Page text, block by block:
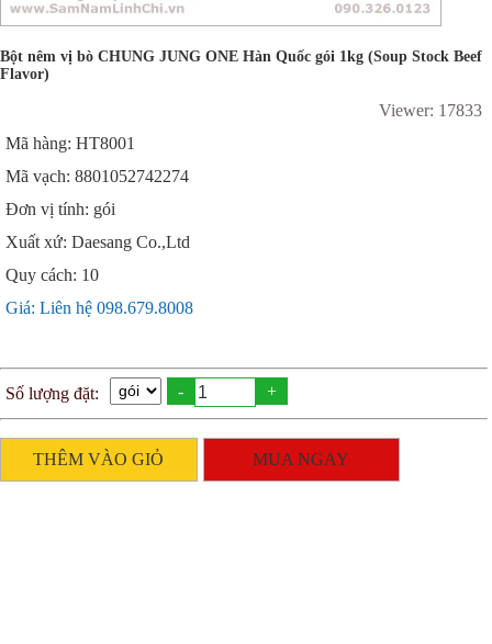
Bột nêm vị bò CHUNG JUNG ONE Hàn Quốc gói 1kg (Soup Stock Beef
Flavor)
Viewer: 17833
Mã hàng: HT8001
Mã vạch: 8801052742274
Đơn vị tính: gói
Xuất xứ: Daesang Co.,Ltd
Quy cách: 10
Giá: Liên hệ 098.679.8008
Số lượng đặt: - +
THÊM VÀO GIỎ MUA NGAY